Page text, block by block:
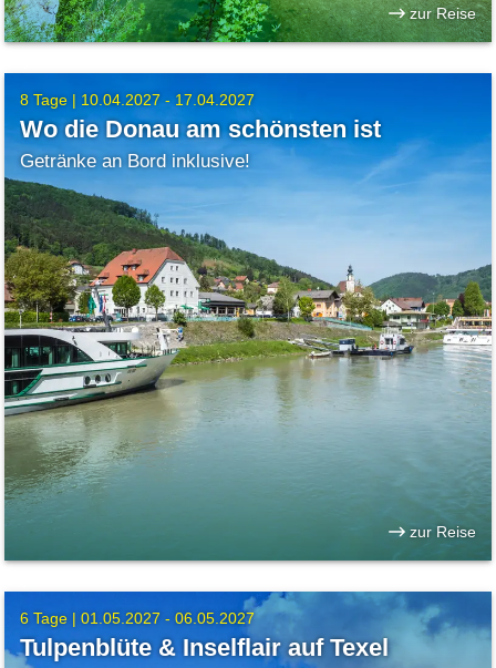
zur Reise
8 Tage | 10.04.2027 - 17.04.2027
Wo die Donau am schönsten ist
Getränke an Bord inklusive!
zur Reise
6 Tage |01.05.2027 - 06.05.2027
Tulpenblüte & Inselflair auf Texel